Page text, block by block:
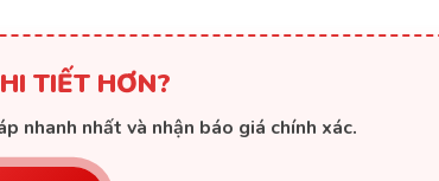
TIẾT HƠN?
nhanh nhất và nhận báo giá chính xác.